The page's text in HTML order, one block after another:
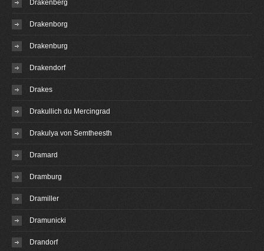
Drakenberg
Drakenborg
Drakenburg
Drakendorf
Drakes
Drakullich du Mercingrad
Drakulya von Semtheesth
Dramard
Dramburg
Dramiller
Dramunicki
Drandorf